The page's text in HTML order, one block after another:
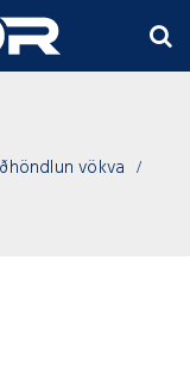
vökva